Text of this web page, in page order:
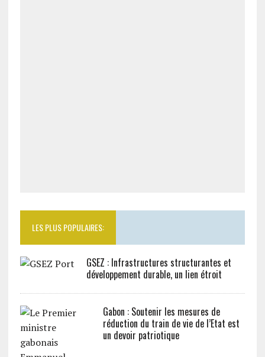
LES PLUS POPULAIRES:
GSEZ : Infrastructures structurantes et
développement durable, un lien étroit
Gabon : Soutenir les mesures de
réduction du train de vie de l’Etat est
un devoir patriotique